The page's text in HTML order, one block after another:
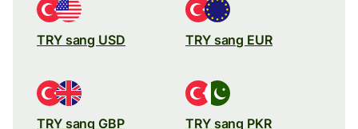
TRY sang USD TRY sang EUR
TRY sang GBP TRY sang PKR